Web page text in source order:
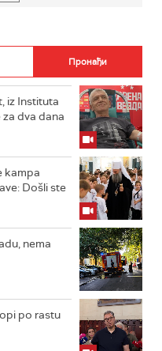
iz Instituta
dva dana
kampa
Došli ste
nema
po rastu